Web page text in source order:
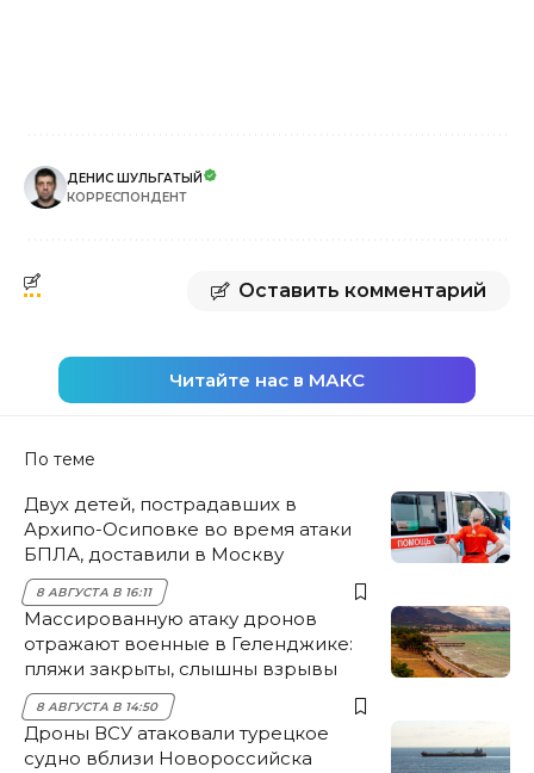
ДЕНИС ШУЛЬГАТЫЙ
КОРРЕСПОНДЕНТ
Оставить комментарий
Читайте нас в МАКС
По теме
Двух детей, пострадавших в
Архипо-Осиповке во время атаки
БПЛА, доставили в Москву
8 АВГУСТА В 16:11
Массированную атаку дронов
отражают военные в Геленджике:
пляжи закрыты, слышны взрывы
8 АВГУСТА В 14:50
Дроны ВСУ атаковали турецкое
судно вблизи Новороссийска